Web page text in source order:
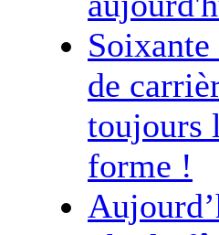
Soixante
de
toujours
forme !